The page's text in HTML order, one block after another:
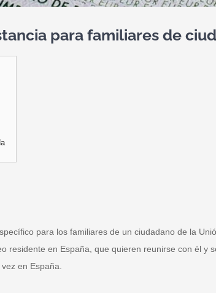
para familiares de
para los familiares de un ciudadano de la
residente en España, que quieren reunirse con él y
en España.